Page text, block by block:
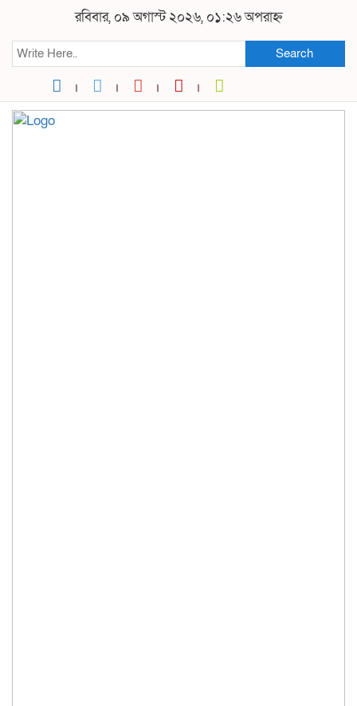
রবিবার, ০৯ অগাস্ট ২০২৬, ০১:২৬ অপরাহ্ন
Search